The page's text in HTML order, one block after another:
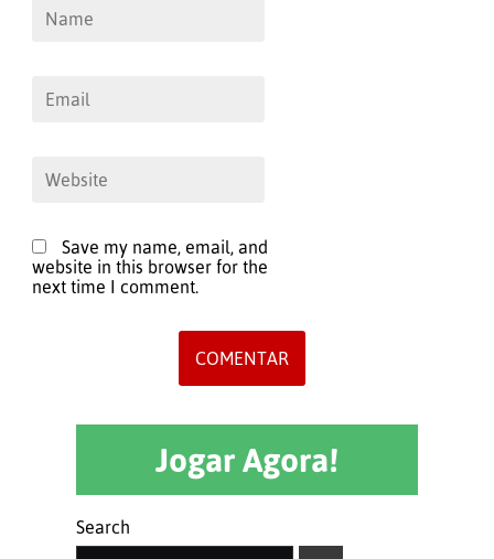
Save my name, email, and
website in this browser for the
next time I comment.
Jogar Agora!
Search